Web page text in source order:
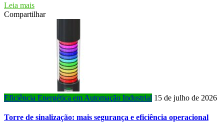
Leia mais
Compartilhar
Eficiência Energética em Automação Industrial 15 de julho de 2026
Torre de sinalização: mais segurança e eficiência operacional